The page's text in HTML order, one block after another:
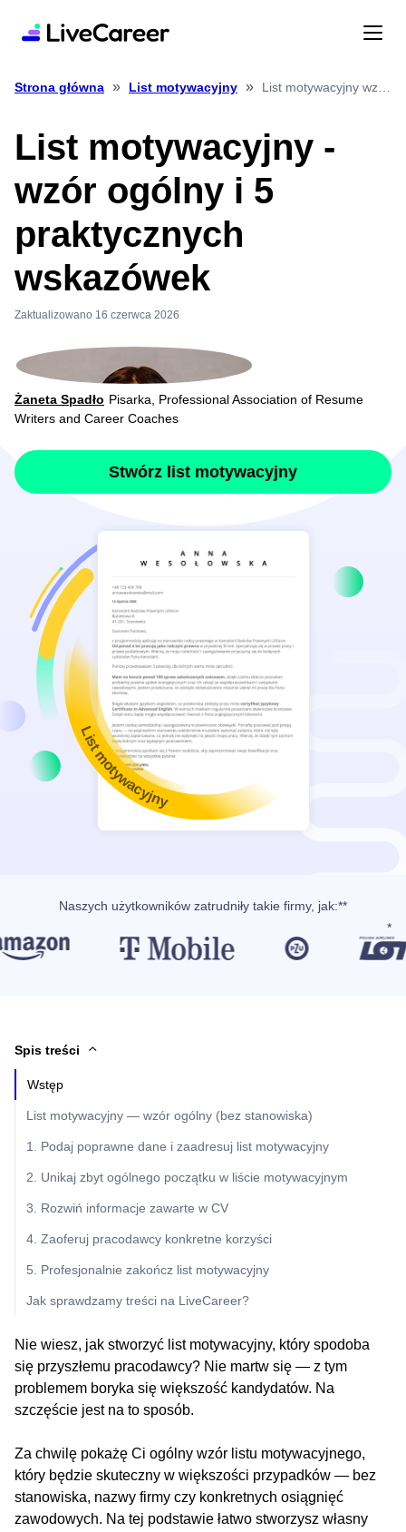
Strona główna » List motywacyjny »
List motywacyjny -
wzór ogólny i 5
praktycznych
wskazówek
Zaktualizowano 16 czerwca 2026
Żaneta Spadło Pisarka, Professional Association of Resume
Writers and Career Coaches
Stwórz list motywacyjny
List motywacyjny
Naszych użytkowników zatrudniły takie firmy, jak:**
Spis treści
Wstęp
List motywacyjny — wzór ogólny (bez stanowiska)
1. Podaj poprawne dane i zaadresuj list motywacyjny
2. Unikaj zbyt ogólnego początku w liście motywacyjnym
3. Rozwiń informacje zawarte w CV
4. Zaoferuj pracodawcy konkretne korzyści
5. Profesjonalnie zakończ list motywacyjny
Jak sprawdzamy treści na LiveCareer?
Nie wiesz, jak stworzyć list motywacyjny, który spodoba
się przyszłemu pracodawcy? Nie martw się — z tym
problemem boryka się większość kandydatów. Na
szczęście jest na to sposób.
Za chwilę pokażę Ci ogólny wzór listu motywacyjnego,
który będzie skuteczny w większości przypadków — bez
stanowiska, nazwy firmy czy konkretnych osiągnięć
zawodowych. Na tej podstawie łatwo stworzysz własny